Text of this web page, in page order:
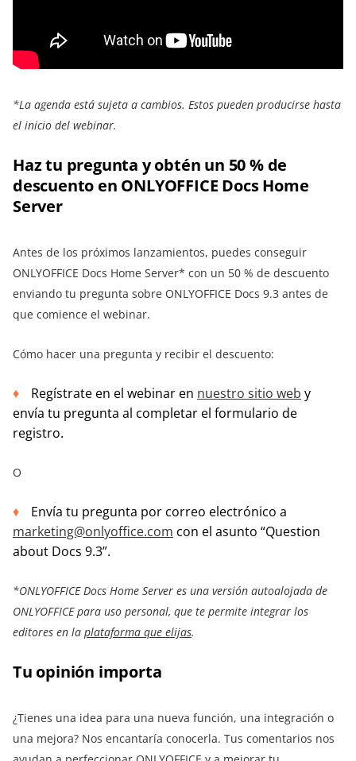
*La agenda está sujeta a cambios. Estos pueden producirse hasta
el inicio del webinar.
Haz tu pregunta y obtén un 50 % de
descuento en ONLYOFFICE Docs Home
Server
Antes de los próximos lanzamientos, puedes conseguir
ONLYOFFICE Docs Home Server* con un 50 % de descuento
enviando tu pregunta sobre ONLYOFFICE Docs 9.3 antes de
que comience el webinar.
Cómo hacer una pregunta y recibir el descuento:
Regístrate en el webinar en nuestro sitio web y
envía tu pregunta al completar el formulario de
registro.
O
Envía tu pregunta por correo electrónico a
marketing@onlyoffice.com con el asunto “Question
about Docs 9.3”.
*ONLYOFFICE Docs Home Server es una versión autoalojada de
ONLYOFFICE para uso personal, que te permite integrar los
editores en la plataforma que elijas.
Tu opinión importa
¿Tienes una idea para una nueva función, una integración o
una mejora? Nos encantaría conocerla. Tus comentarios nos